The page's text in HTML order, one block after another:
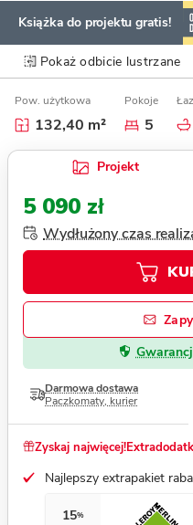
Książka do projektu gratis!
Pokaż odbicie lustrzane
Pow. użytkowa
132,40 m²
Pokoje
5
Projekt
5 090 zł
Wydłużony czas
Darmowa dostawa
Paczkomaty, kurier
Zyskaj najwięcej!
Najlepszy extrapakiet
15%